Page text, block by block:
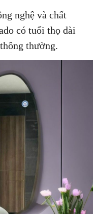
nghệ và chất
có tuổi thọ dài
thường.